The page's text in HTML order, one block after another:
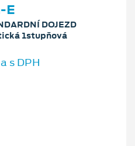
E
DOJEZD
1stupňová
s DPH